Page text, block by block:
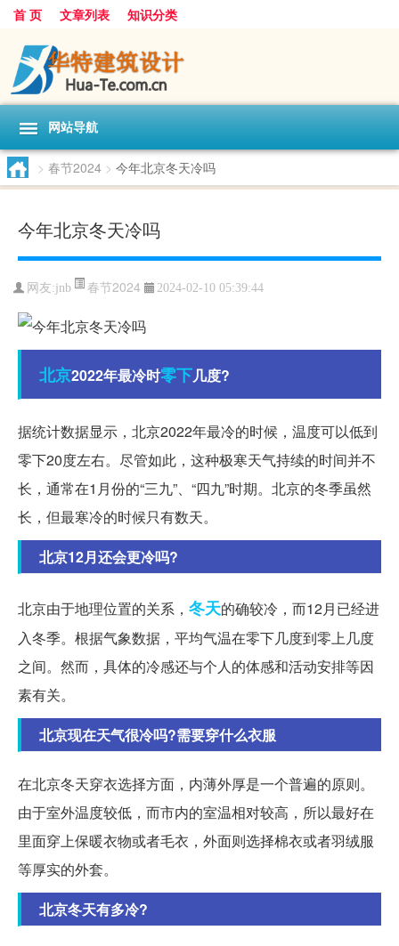
首 页 文章列表 知识分类
网站导航
> 春节2024 > 今年北京冬天冷吗
今年北京冬天冷吗
网友:jnb 春节2024 2024-02-10 05:39:44
北京2022年最冷时零下几度?
据统计数据显示，北京2022年最冷的时候，温度可以低到
零下20度左右。尽管如此，这种极寒天气持续的时间并不
长，通常在1月份的“三九”、“四九”时期。北京的冬季虽然
长，但最寒冷的时候只有数天。
北京12月还会更冷吗?
北京由于地理位置的关系， 冬天的确较冷，而12月已经进
入冬季。根据气象数据，平均气温在零下几度到零上几度
之间。然而，具体的冷感还与个人的体感和活动安排等因
素有关。
北京现在天气很冷吗?需要穿什么衣服
在北京冬天穿衣选择方面，内薄外厚是一个普遍的原则。
由于室外温度较低，而市内的室温相对较高，所以最好在
里面穿上保暖衣物或者毛衣，外面则选择棉衣或者羽绒服
等厚实的外套。
北京冬天有多冷?